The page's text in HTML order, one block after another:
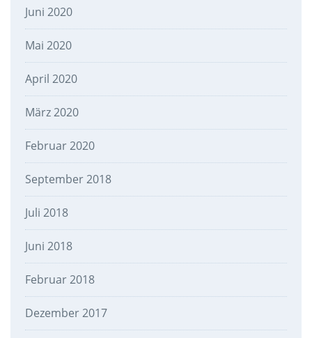
Juni 2020
Mai 2020
April 2020
März 2020
Februar 2020
September 2018
Juli 2018
Juni 2018
Februar 2018
Dezember 2017